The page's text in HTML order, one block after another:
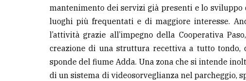
mantenimento dei servizi già presenti e lo
luoghi più frequentati e di maggiore interesse.
l’attività grazie all’impegno della Cooperativa
creazione di una struttura recettiva a tutto
sponde del fiume Adda. Una zona che si intende
di un sistema di videosorveglianza nel parcheggio,